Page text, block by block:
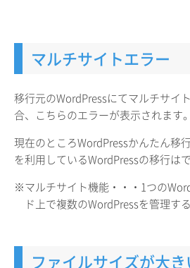
マルチサイトエラー
移行元のWordPressにてマルチサイ
合、こちらのエラーが表示されます。
現在のところWordPressかんたん移
を利用しているWordPressの移行は
※マルチサイト機能・・・1つの
ド上で複数のWordPressを管理す
ファイルサイズが大